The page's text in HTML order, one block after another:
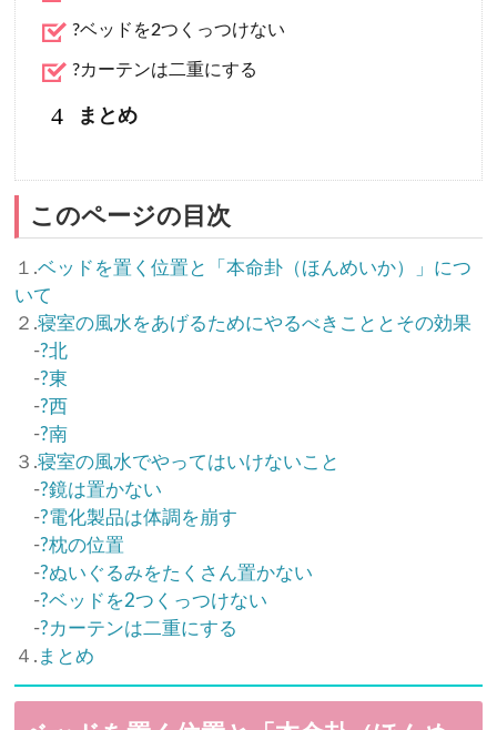
?ベッドを2つくっつけない
?カーテンは二重にする
4 まとめ
このページの目次
１.ベッドを置く位置と「本命卦（ほんめいか）」につ
いて
２.寝室の風水をあげるためにやるべきこととその効果
-?北
-?東
-?西
-?南
３.寝室の風水でやってはいけないこと
-?鏡は置かない
-?電化製品は体調を崩す
-?枕の位置
-?ぬいぐるみをたくさん置かない
-?ベッドを2つくっつけない
-?カーテンは二重にする
４. まとめ